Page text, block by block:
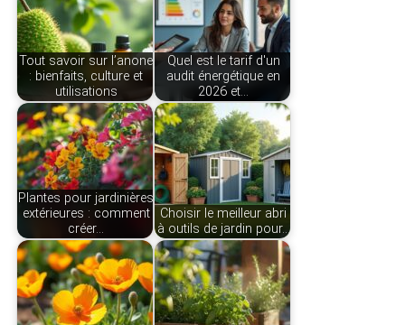
Tout savoir sur l’anone
: bienfaits, culture et
utilisations
Quel est le tarif d'un
audit énergétique en
2026 et…
Plantes pour jardinières
extérieures : comment
créer…
Choisir le meilleur abri
à outils de jardin pour…